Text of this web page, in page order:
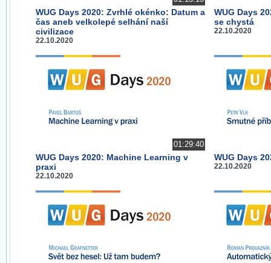
WUG Days 2020: Zvrhlé okénko: Datum a
čas aneb velkolepé selhání naší
civilizace
22.10.2020
WUG Days
se chystá
22.10.2020
01:29:40
WUG Days 2020: Machine Learning v
praxi
22.10.2020
WUG Days
22.10.2020